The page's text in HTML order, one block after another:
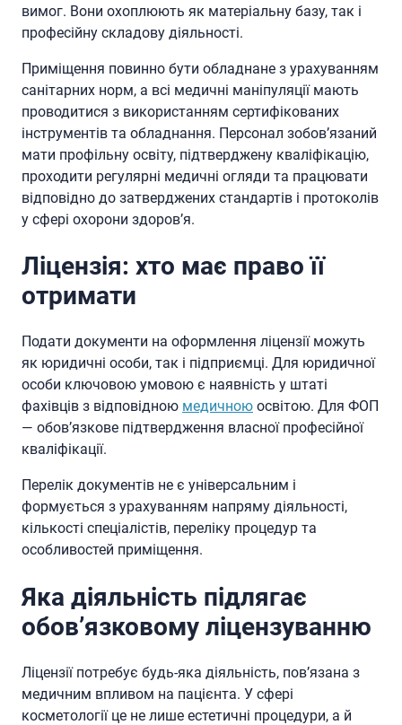
вимог. Вони охоплюють як матеріальну базу, так і
професійну складову діяльності.
Приміщення повинно бути обладнане з урахуванням
санітарних норм, а всі медичні маніпуляції мають
проводитися з використанням сертифікованих
інструментів та обладнання. Персонал зобов’язаний
мати профільну освіту, підтверджену кваліфікацію,
проходити регулярні медичні огляди та працювати
відповідно до затверджених стандартів і протоколів
у сфері охорони здоров’я.
Ліцензія: хто має право її
отримати
Подати документи на оформлення ліцензії можуть
як юридичні особи, так і підприємці. Для юридичної
особи ключовою умовою є наявність у штаті
фахівців з відповідною медичною освітою. Для ФОП
— обов’язкове підтвердження власної професійної
кваліфікації.
Перелік документів не є універсальним і
формується з урахуванням напряму діяльності,
кількості спеціалістів, переліку процедур та
особливостей приміщення.
Яка діяльність підлягає
обов’язковому ліцензуванню
Ліцензії потребує будь-яка діяльність, пов’язана з
медичним впливом на пацієнта. У сфері
косметології це не лише естетичні процедури, а й